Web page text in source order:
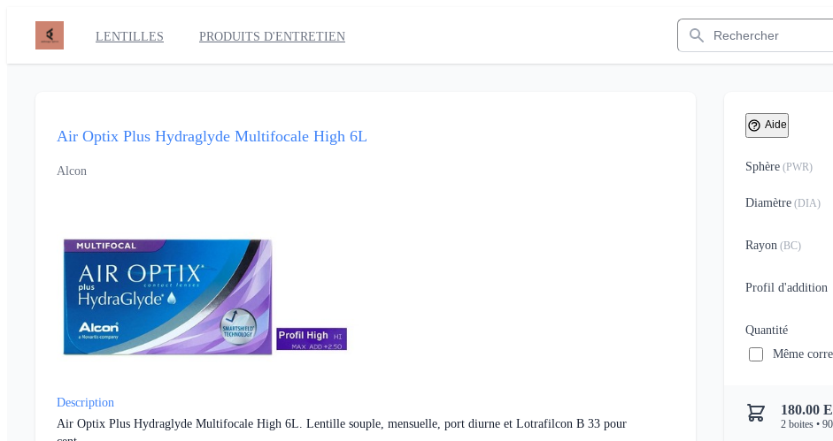
LENTILLES PRODUITS D'ENTRETIEN
Rechercher
Air Optix Plus Hydraglyde Multifocale High 6L
Alcon
Description
Air Optix Plus Hydraglyde Multifocale High 6L. Lentille souple, mensuelle, port diurne et Lotrafilcon B 33 pour
Aide
Sphère(PWR)
Diamètre(DIA)
Rayon(BC)
Profil d'addition
Quantité
Même
180.00
2boites•